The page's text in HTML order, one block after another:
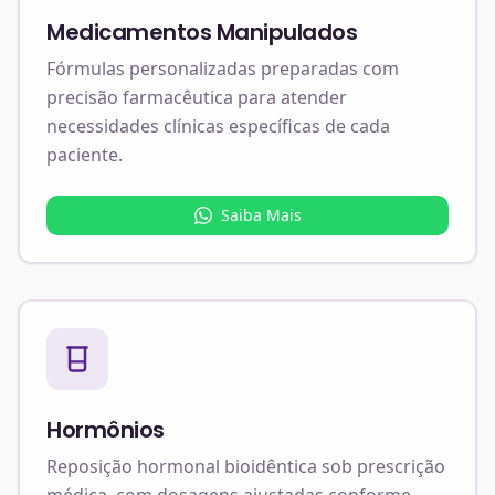
Medicamentos Manipulados
Fórmulas personalizadas preparadas com
precisão farmacêutica para atender
necessidades clínicas específicas de cada
paciente.
Saiba Mais
Hormônios
Reposição hormonal bioidêntica sob prescrição